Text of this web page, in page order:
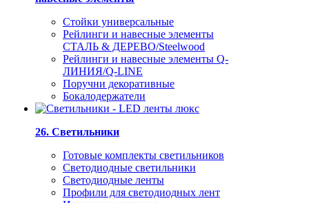
Стойки универсальные
Рейлинги и навесные элементы
СТАЛЬ & ДЕРЕВО/Steelwood
Рейлинги и навесные элементы Q-
ЛИНИЯ/Q-LINE
Поручни декоративные
Бокалодержатели
26. Светильники
Готовые комплекты светильников
Светодиодные светильники
Светодиодные ленты
Профили для светодиодных лент